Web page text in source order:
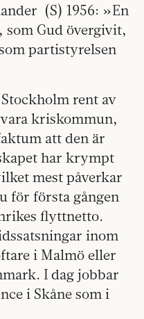
(S) 1956: »En
som Gud övergivit,
partistyrelsen
rent av
kriskommun,
att den är
har krympt
mest påverkar
för första gången
flyttnetto.
inom
i Malmö eller
I dag jobbar
i Skåne som i